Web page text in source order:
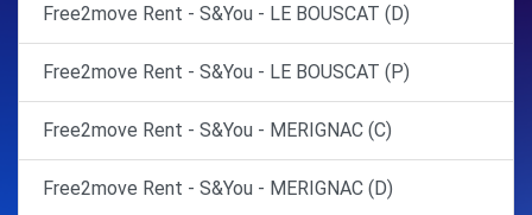
Free2move Rent - S&You - LE BOUSCAT (D)
Free2move Rent - S&You - LE BOUSCAT (P)
Free2move Rent - S&You - MERIGNAC (C)
Free2move Rent - S&You - MERIGNAC (D)